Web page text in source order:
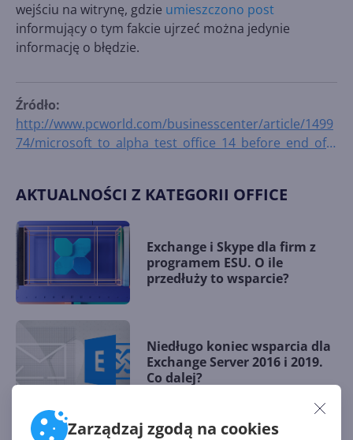
Zarządzaj zgodą na cookies
wejściu na witrynę, gdzie umieszczono post
informujący o tym fakcie ujrzeć można jedynie
informację o błędzie.
Źródło:
http://www.pcworld.com/businesscenter/article/1499
74/microsoft_to_alpha_test_office_14_before_end_of_
AKTUALNOŚCI Z KATEGORII OFFICE
Exchange i Skype dla firm z
programem ESU. O ile
przedłuży to wsparcie?
Niedługo koniec wsparcia dla
Exchange Server 2016 i 2019.
Co dalej?